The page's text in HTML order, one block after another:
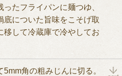
たフライパンに麺つゆ、
底についた旨味をこそげ取
移して冷蔵庫で冷やしてお
角の粗みじんに切る。